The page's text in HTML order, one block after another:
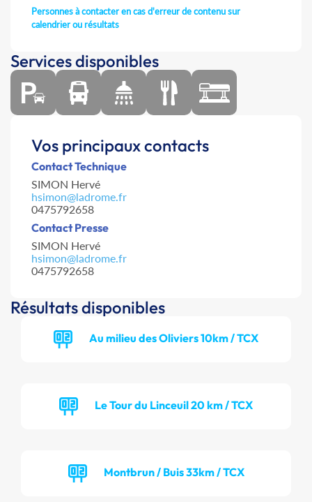
Personnes à contacter en cas d'erreur de contenu sur
calendrier ou résultats
Services disponibles
Vos principaux contacts
Contact Technique
SIMON Hervé
hsimon@ladrome.fr
0475792658
Contact Presse
SIMON Hervé
hsimon@ladrome.fr
0475792658
Résultats disponibles
Au milieu des Oliviers 10km / TCX
Le Tour du Linceuil 20 km / TCX
Montbrun / Buis 33km / TCX